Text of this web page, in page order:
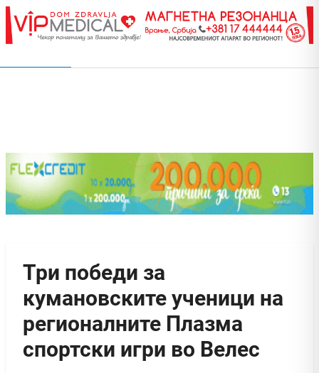
Три победи за
кумановските ученици на
регионалните Плазма
спортски игри во Велес